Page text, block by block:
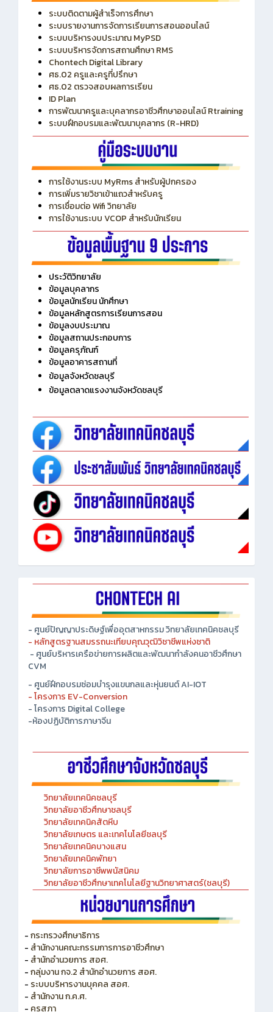
ระบบติดตามผู้สำเร็จการศึกษา
ระบบรายงานการจัดการเรียนการสอนออนไลน์
ระบบบริหารงบประมาณ MyPSD
ระบบบริหารจัดการสถานศึกษา RMS
Chontech Digital Library
ศธ.02 ครูและครูที่ปรึกษา
ศธ.02 ตรวจสอบผลการเรียน
ID Plan
การพัฒนาครูและบุคลากรอาชีวศึกษาออนไลน์ Rtraining
ระบบฝึกอบรมและพัฒนาบุคลากร (R-HRD)
การใช้งานระบบ MyRms สำหรับผู้ปกครอง
การเพิ่มรายวิชาเข้าแถวสำหรับครู
การเชื่อมต่อ Wifi วิทยาลัย
การใช้งานระบบ VCOP สำหรับนักเรียน
ประวัติวิทยาลัย
ข้อมูลบุคลากร
ข้อมูลนักเรียน นักศึกษา
ข้อมูลหลักสูตรการเรียนการสอน
ข้อมูลงบประมาณ
ข้อมูลสถานประกอบการ
ข้อมูลครุภัณฑ์
ข้อมูลอาคารสถานที่
ข้อมูลจังหวัดชลบุรี
ข้อมูลตลาดแรงงานจังหวัดชลบุรี
- ศูนย์ปัญญาประดิษฐ์เพื่ออุตสาหกรรม วิทยาลัยเทคนิคชลบุรี
- หลักสูตรฐานสมรรถนะเทียบคุณวุฒิวิชาชีพแห่งชาติ
- ศูนย์บริหารเครือข่ายการผลิตและพัฒนากำลังคนอาชีวศึกษา
CVM
- ศูนย์ฝึกอบรมซ่อมบำรุงแขนกลและหุ่นยนต์ AI-IOT
- โครงการ EV-Conversion
- โครงการ Digital College
-ห้องปฏิบัติการภาษาจีน
วิทยาลัยเทคนิคชลบุรี
วิทยาลัยอาชีวศึกษาชลบุรี
วิทยาลัยเทคนิคสัตหีบ
วิทยาลัยเกษตร และเทคโนโลยีชลบุรี
วิทยาลัยเทคนิคบางแสน
วิทยาลัยเทคนิคพัทยา
วิทยาลัยการอาชีพพนัสนิคม
วิทยาลัยอาชีวศึกษาเทคโนโลยีฐานวิทยาศาสตร์(ชลบุรี)
-กระทรวงศึกษาธิการ
- สำนักงานคณะกรรมการการอาชีวศึกษา
- สำนักอำนวยการ สอศ.
-กลุ่มงาน กจ.2 สำนักอำนวยการ สอศ.
- ระบบบริหารงานบุคคล สอศ.
- สำนักงาน ก.ค.ศ.
- คุรุสภา